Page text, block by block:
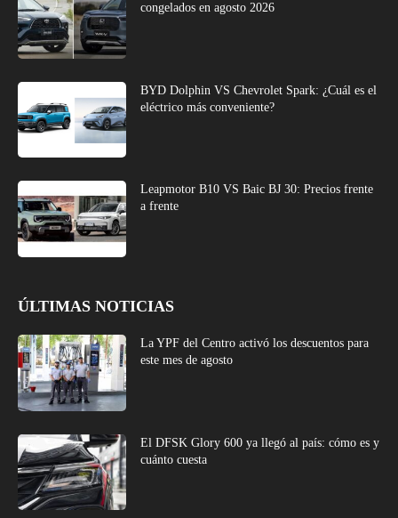
congelados en agosto 2026
BYD Dolphin VS Chevrolet Spark: ¿Cuál es el
eléctrico más conveniente?
Leapmotor B10 VS Baic BJ 30: Precios frente
a frente
ÚLTIMAS NOTICIAS
La YPF del Centro activó los descuentos para
este mes de agosto
El DFSK Glory 600 ya llegó al país: cómo es y
cuánto cuesta